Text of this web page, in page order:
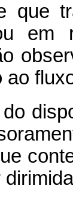
que
em